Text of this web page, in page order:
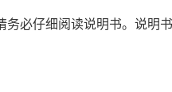
务必仔细阅读说明书。说明